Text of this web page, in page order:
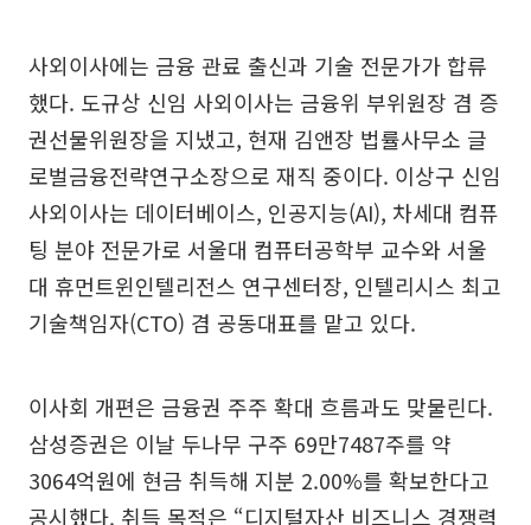
사외이사에는 금융 관료 출신과 기술 전문가가 합류
했다. 도규상 신임 사외이사는 금융위 부위원장 겸 증
권선물위원장을 지냈고, 현재 김앤장 법률사무소 글
로벌금융전략연구소장으로 재직 중이다. 이상구 신임
사외이사는 데이터베이스, 인공지능(AI), 차세대 컴퓨
팅 분야 전문가로 서울대 컴퓨터공학부 교수와 서울
대 휴먼트윈인텔리전스 연구센터장, 인텔리시스 최고
기술책임자(CTO) 겸 공동대표를 맡고 있다.
이사회 개편은 금융권 주주 확대 흐름과도 맞물린다.
삼성증권은 이날 두나무 구주 69만7487주를 약
3064억원에 현금 취득해 지분 2.00%를 확보한다고
공시했다. 취득 목적은 “디지털자산 비즈니스 경쟁력